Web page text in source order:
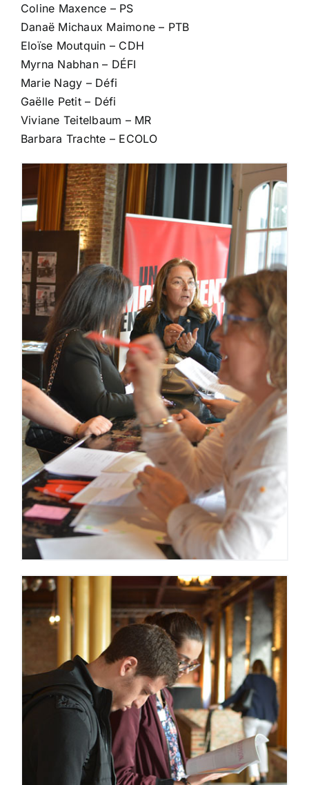
Coline Maxence – PS
Danaë Michaux Maimone – PTB
Eloïse Moutquin – CDH
Myrna Nabhan – DÉFI
Marie Nagy – Défi
Gaëlle Petit – Défi
Viviane Teitelbaum – MR
Barbara Trachte – ECOLO